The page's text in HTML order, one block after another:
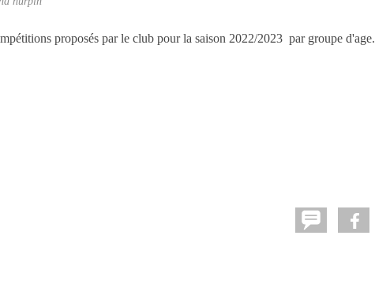
proposés par le club pour la saison 2022/2023 par groupe d'age.